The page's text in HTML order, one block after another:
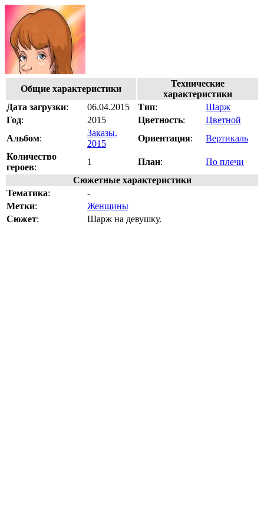
Общие характеристики
Технические
характеристики
Дата загрузки: 06.04.2015 Тип:
Шарж
Год: 2015 Цветность:
Цветной
Альбом:
Заказы.
2015
Ориентация:
Вертикаль
Количество
героев:
1 План:
По плечи
Сюжетные характеристики
Тематика:
-
Метки:
Женщины
Сюжет: Шарж на девушку.